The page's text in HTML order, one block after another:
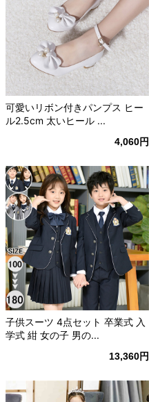
可愛いリボン付きパンプス ヒー
ル2.5cm 太いヒール ...
4,060円
子供スーツ 4点セット 卒業式 入
学式 紺 女の子 男の...
13,360円